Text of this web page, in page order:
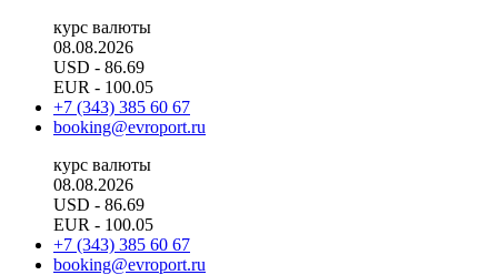
курс валюты
08.08.2026
USD - 86.69
EUR - 100.05
+7 (343) 385 60 67
booking@evroport.ru
курс валюты
08.08.2026
USD - 86.69
EUR - 100.05
+7 (343) 385 60 67
booking@evroport.ru